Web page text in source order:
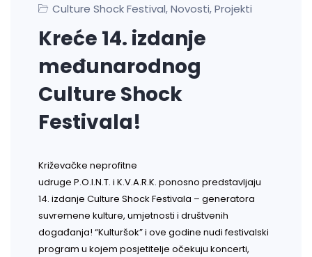
Culture Shock Festival, Novosti, Projekti
Kreće 14. izdanje
međunarodnog
Culture Shock
Festivala!
Križevačke neprofitne
udruge P.O.I.N.T. i K.V.A.R.K. ponosno predstavljaju
14. izdanje Culture Shock Festivala – generatora
suvremene kulture, umjetnosti i društvenih
događanja! “Kulturšok” i ove godine nudi festivalski
program u kojem posjetitelje očekuju koncerti,